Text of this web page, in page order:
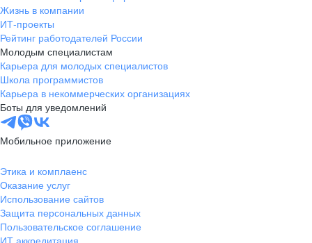
Жизнь в компании
ИТ-проекты
Рейтинг работодателей России
Молодым специалистам
Карьера для молодых специалистов
Школа программистов
Карьера в некоммерческих организациях
Боты для уведомлений
Мобильное приложение
Этика и комплаенс
Оказание услуг
Использование сайтов
Защита персональных данных
Пользовательское соглашение